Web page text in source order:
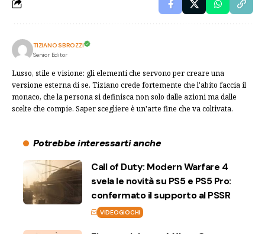
TIZIANO SBROZZI
Senior Editor
Lusso, stile e visione: gli elementi che servono per creare una
versione esterna di se. Tiziano crede fortemente che l'abito faccia il
monaco, che la persona si definisca non solo dalle azioni ma dalle
scelte che compie. Saper scegliere è un'arte fine che va coltivata.
Potrebbe interessarti anche
Call of Duty: Modern Warfare 4
svela le novità su PS5 e PS5 Pro:
confermato il supporto al PSSR
VIDEOGIOCHI